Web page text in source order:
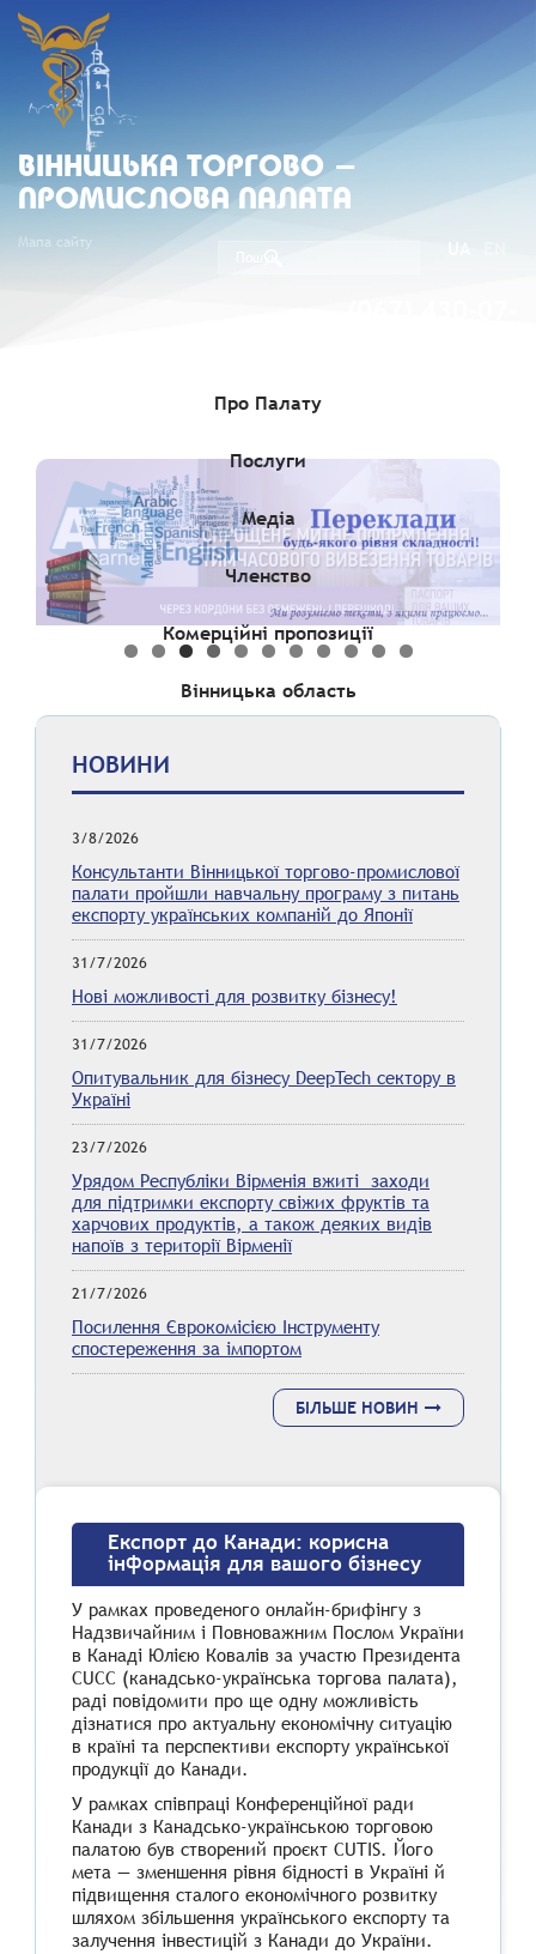
ВIННИЦЬКА ТОРГОВО -
ПРОМИСЛОВА ПАЛАТА
Мапа сайту
Про Палату
Послуги
Медіа
Членство
Комерційні пропозиції
Вінницька область
НОВИНИ
3/8/2026
Консультанти Вінницької торгово-промислової
палати пройшли навчальну програму з питань
експорту українських компаній до Японії
31/7/2026
Нові можливості для розвитку бізнесу!
31/7/2026
Опитувальник для бізнесу DeepTech сектору в
Україні
23/7/2026
Урядом Республіки Вірменія вжиті заходи
для підтримки експорту свіжих фруктів та
харчових продуктів, а також деяких видів
напоїв з території Вірменії
21/7/2026
Посилення Єврокомісією Інструменту
спостереження за імпортом
БІЛЬШЕ НОВИН
Експорт до Канади: корисна
інформація для вашого бізнесу
У рамках проведеного онлайн-брифінгу з
Надзвичайним і Повноважним Послом України
в Канаді Юлією Ковалів за участю Президента
CUCC (канадсько-українська торгова палата),
раді повідомити про ще одну можливість
дізнатися про актуальну економічну ситуацію
в країні та перспективи експорту української
продукції до Канади.
У рамках співпраці Конференційної ради
Канади з Канадсько-українською торговою
палатою був створений проєкт CUTIS. Його
мета — зменшення рівня бідності в Україні й
підвищення сталого економічного розвитку
шляхом збільшення українського експорту та
залучення інвестицій з Канади до України.